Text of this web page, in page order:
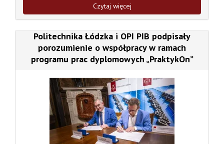
Czytaj więcej
Politechnika Łódzka i OPI PIB podpisały
porozumienie o współpracy w ramach
programu prac dyplomowych „PraktykOn”